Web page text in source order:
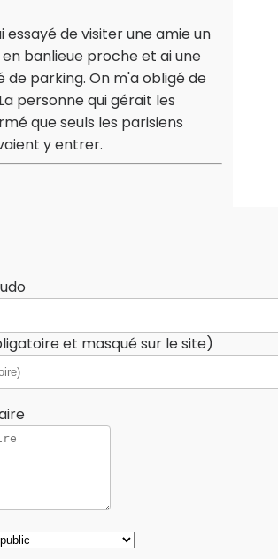
essayé de visiter une amie un
banlieue proche et ai une
parking. On m'a obligé de
personne qui gérait les
que seuls les parisiens
y entrer.
et masqué sur le site)